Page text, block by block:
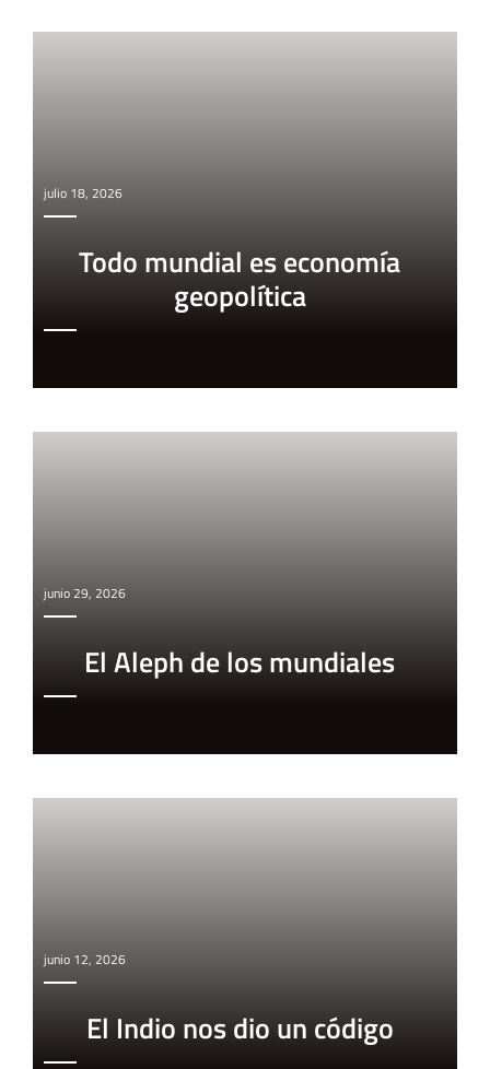
julio 18, 2026
Todo mundial es economía
geopolítica
junio 29, 2026
El Aleph de los mundiales
junio 12, 2026
El Indio nos dio un código